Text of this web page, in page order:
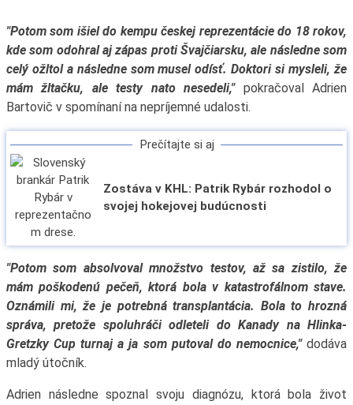
"Potom som išiel do kempu českej reprezentácie do 18 rokov,
kde som odohral aj zápas proti Švajčiarsku, ale následne som
celý ožltol a následne som musel odísť. Doktori si mysleli, že
mám žltačku, ale testy nato nesedeli,"pokračoval Adrien
Bartovič v spomínaní na nepríjemné udalosti.
Prečítajte si aj
Zostáva v KHL: Patrik Rybár rozhodol o
svojej hokejovej budúcnosti
"Potom som absolvoval množstvo testov, až sa zistilo, že
mám poškodenú pečeň, ktorá bola v katastrofálnom stave.
Oznámili mi, že je potrebná transplantácia. Bola to hrozná
správa, pretože spoluhráči odleteli do Kanady na Hlinka-
Gretzky Cup turnaj a ja som putoval do nemocnice,"dodáva
mladý útočník.
Adrien následne spoznal svoju diagnózu, ktorá bola život